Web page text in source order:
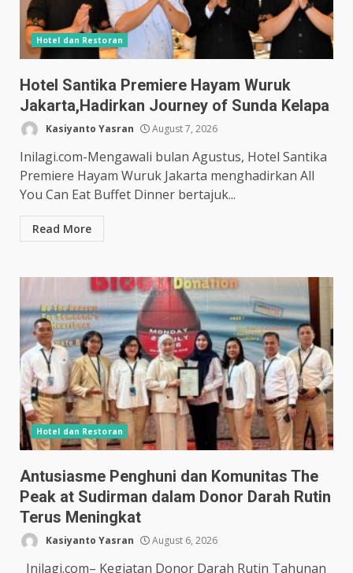
Hotel dan Restoran
Hotel Santika Premiere Hayam Wuruk
Jakarta,Hadirkan Journey of Sunda Kelapa
Kasiyanto Yasran August 7, 2026
Inilagi.com-Mengawali bulan Agustus, Hotel Santika
Premiere Hayam Wuruk Jakarta menghadirkan All
You Can Eat Buffet Dinner bertajuk...
Read More
Hotel dan Restoran
Antusiasme Penghuni dan Komunitas The
Peak at Sudirman dalam Donor Darah Rutin
Terus Meningkat
Kasiyanto Yasran August 6, 2026
Inilagi.com– Kegiatan Donor Darah Rutin Tahunan